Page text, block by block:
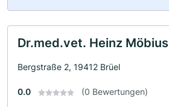
Dr.med.vet. Heinz
Bergstraße 2, 19412 Brüel
0.0 (0 Bewertungen)